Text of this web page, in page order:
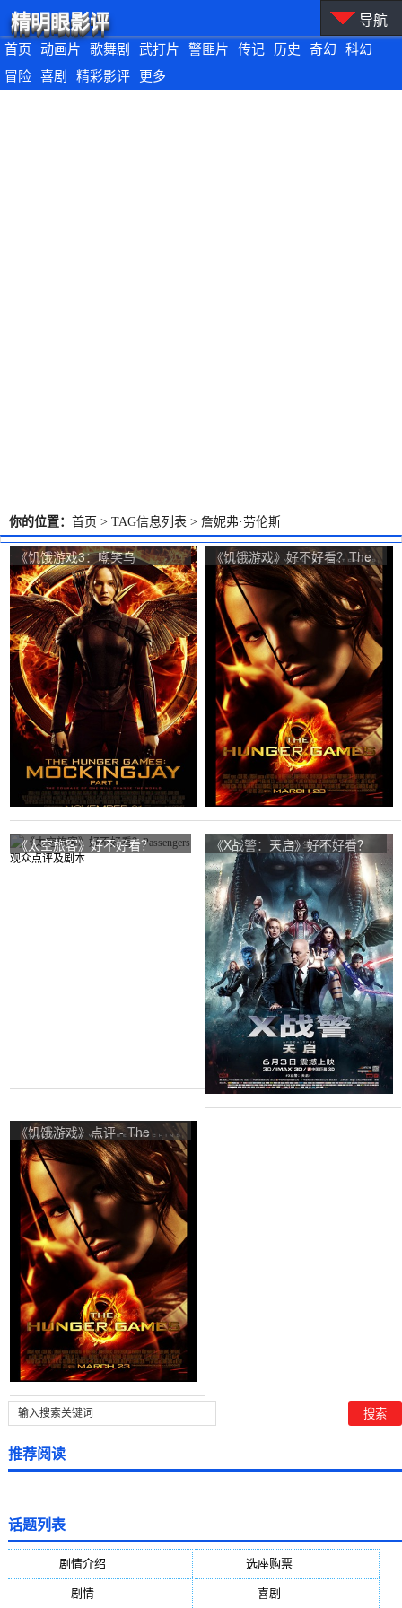
首页 动画片 歌舞剧 武打片 警匪片 传记 历史 奇幻
科幻
冒险
喜剧 精彩影评 更多
精明眼影评 导航
你的位置： 首页 > TAG信息列表 > 詹妮弗·劳伦斯
《饥饿游戏3：嘲笑鸟
（上）》好不好看？The
Hunger Games: Mockingjay -
Part 1观众点评及剧本
《饥饿游戏》好不好看？The
Hunger Games观众点评及剧
本
《太空旅客》好不好看？
Passengers观众点评及剧本
《X战警：天启》好不好看？
X-Men: Apocalypse观众点评
及剧本
《饥饿游戏》点评 - The
Hunger Games网友评价
推荐阅读
话题列表
剧情介绍 选座购票(5388)
剧情 喜剧